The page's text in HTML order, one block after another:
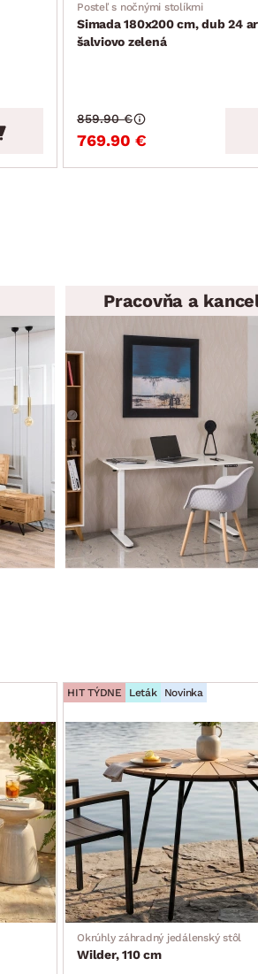
Posteľ s nočnými stolíkmi
Simada 180x200 cm, dub 24
šalviovo zelená
769.90 €
859.90 €
Pracovňa a
HIT TÝDNE Leták Novinka
Okrúhly záhradný jedálenský stôl
Wilder, 110 cm